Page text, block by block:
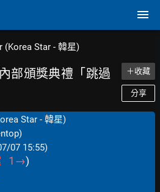
(Korea Star - 韓星)
部頒獎典禮「跳過
＋收藏
分享
Star - 韓星)
07 15:55)
1 →)